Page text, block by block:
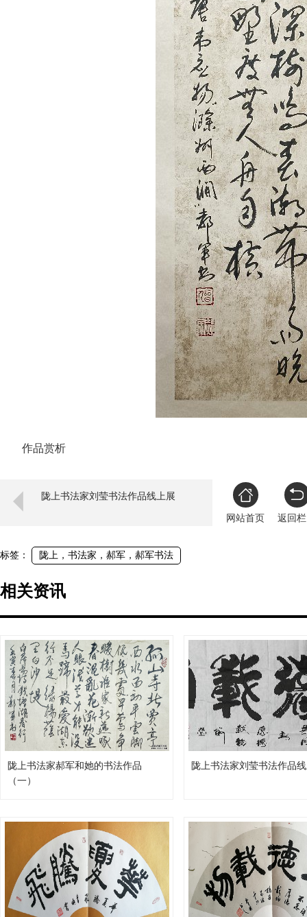
作品赏析
陇上书法家刘莹书法作品线上展
网站首页 返回
标签： 陇上，书法家，郝军，郝军书法
相关资讯
陇上书法家郝军和她的书法作品
（一）
陇上书法家刘莹书法作品